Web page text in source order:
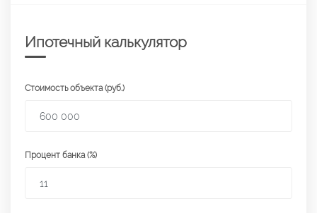
Ипотечный калькулятор
Стоимость объекта (руб.)
Процент банка (%)